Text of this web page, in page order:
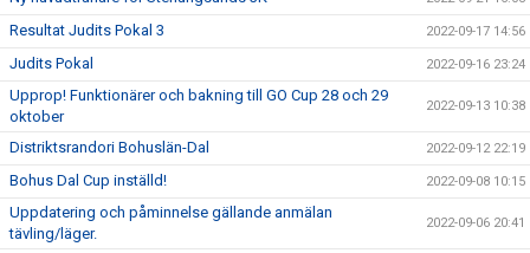
Resultat Judits Pokal 3 2022-09-17 14:56
Judits Pokal 2022-09-16 23:24
Upprop! Funktionärer och bakning till GO Cup 28 och 29
oktober
2022-09-13 10:38
Distriktsrandori Bohuslän-Dal 2022-09-12 22:19
Bohus Dal Cup inställd! 2022-09-08 10:15
Uppdatering och påminnelse gällande anmälan
tävling/läger.
2022-09-06 20:41